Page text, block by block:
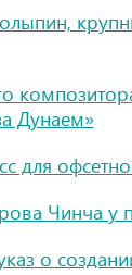
Дунаем»
для
Чинча
о